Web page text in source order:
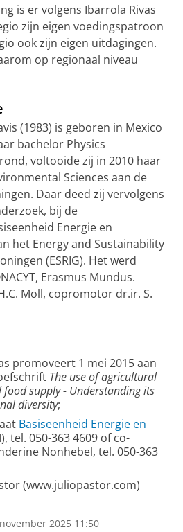
is er volgens Ibarrola Rivas
zijn eigen voedingspatroon
ook zijn eigen uitdagingen.
op regionaal niveau
(1983) is geboren in Mexico
bachelor Physics
voltooide zij in 2010 haar
Sciences aan de
Daar deed zij vervolgens
bij de
Energie en
het Energy and Sustainability
(ESRIG). Het werd
Erasmus Mundus.
Moll, copromotor dr.ir. S.
promoveert 1 mei 2015 aan
The use of agricultural
supply - Understanding its
diversity;
Basiseenheid Energie en
tel. 050-363 4609 of co-
Nonhebel, tel. 050-363
(www.juliopastor.com)
2025 11:50